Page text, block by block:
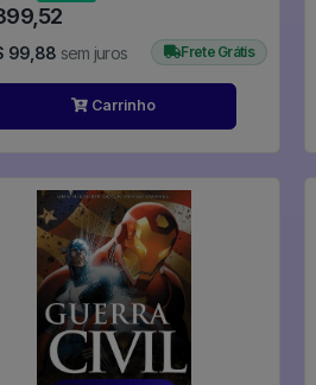
99,88 sem juros Frete Grátis
Carrinho